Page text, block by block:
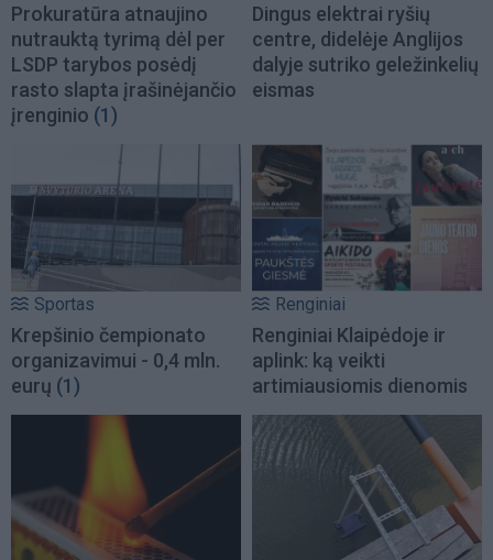
Prokuratūra atnaujino
nutrauktą tyrimą dėl per
LSDP tarybos posėdį
rasto slapta įrašinėjančio
įrenginio (1)
Dingus elektrai ryšių
centre, didelėje Anglijos
dalyje sutriko geležinkelių
eismas
Sportas
Krepšinio čempionato
organizavimui - 0,4 mln.
eurų (1)
Renginiai
Renginiai Klaipėdoje ir
aplink: ką veikti
artimiausiomis dienomis